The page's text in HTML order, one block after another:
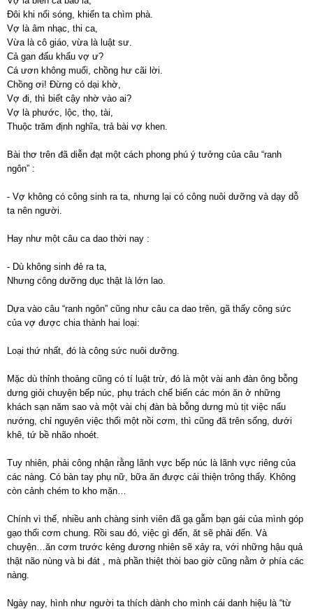
Đôi khi nổi sóng, khiến ta chìm phà.
Vợ là âm nhạc, thi ca,
Vừa là cô giáo, vừa là luật sư.
Cả gan đấu khẩu vợ ư?
Cá ươn không muối, chồng hư cãi lời.
Chồng ơi! Đừng có dại khờ,
Vợ đi, thì biết cậy nhờ vào ai?
Vợ là phước, lộc, thọ, tài,
Thuộc trăm định nghĩa, trả bài vợ khen.
Bài thơ trên đã diễn đạt một cách phong phú ý tưởng của câu “ranh
ngôn” :
- Vợ không có công sinh ra ta, nhưng lại có công nuôi dưỡng và dạy dỗ
ta nên người.
Hay như một câu ca dao thời nay :
- Dù không sinh đẻ ra ta,
Nhưng công dưỡng dục thật là lớn lao.
Dựa vào câu “ranh ngôn” cũng như câu ca dao trên, gã thấy công sức
của vợ được chia thành hai loại:
Loại thứ nhất, đó là công sức nuôi dưỡng.
Mặc dù thỉnh thoảng cũng có tí luật trừ, đó là một vài anh đàn ông bỗng
dưng giỏi chuyện bếp núc, phụ trách chế biến các món ăn ở những
khách sạn năm sao và một vài chị đàn bà bỗng dưng mù tịt việc nấu
nướng, chỉ nguyên việc thổi một nồi cơm, thì cũng đã trên sống, dưới
khê, tứ bề nhão nhoét.
Tuy nhiên, phải công nhận rằng lãnh vực bếp núc là lãnh vực riêng của
các nàng. Có bàn tay phụ nữ, bữa ăn được cải thiện trông thấy. Không
còn cảnh chém to kho mặn…
Chính vì thế, nhiều anh chàng sinh viên đã gạ gẫm bạn gái của mình góp
gạo thổi cơm chung. Rồi sau đó, việc gì đến, ăt sẽ phải đến. Và
chuyện…ăn cơm trước kẻng đương nhiên sẽ xảy ra, với những hậu quả
thật não nùng và bi đát , mà phần thiệt thòi bao giờ cũng nằm ở phía các
nàng.
Ngày nay, hình như người ta thích dành cho mình cái danh hiệu là “từ